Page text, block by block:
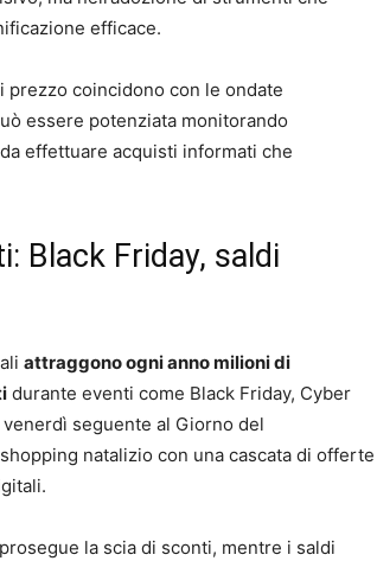
efficace.
prezzo coincidono con le ondate
essere potenziata monitorando
effettuare acquisti informati che
Black Friday, saldi
attraggono ogni anno milioni di
durante eventi come Black Friday, Cyber
seguente al Giorno del
natalizio con una cascata di offerte
la scia di sconti, mentre i saldi